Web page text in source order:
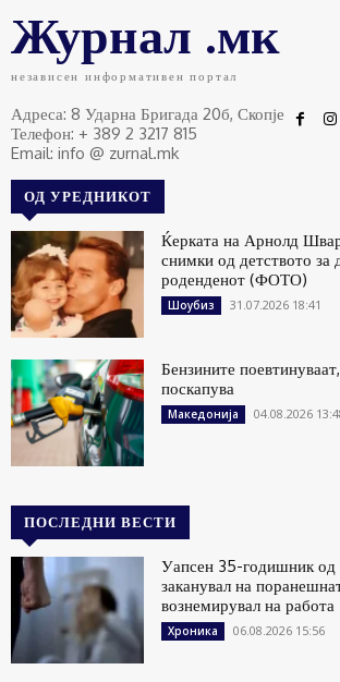
Журнал .мк
независен информативен портал
Адреса: 8 Ударна Бригада 20б, Скопје
Телефон: + 389 2 3217 815
Email: info @ zurnal.mk
ОД УРЕДНИКОТ
Ќерката на Арнолд
снимки од детството за
роденденот (ФОТО)
Шоубиз 31.07.2026 18:41
Бензините
поскапува
Македонија 04.08.2026
ПОСЛЕДНИ ВЕСТИ
Уапсен 35-годишник од
заканувал на
вознемирувал на работа
Хроника 06.08.2026 15:56